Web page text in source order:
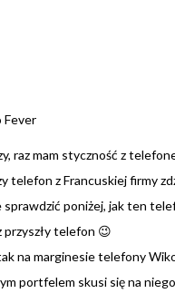
raz mam styczność z
telefon z Francuskiej firmy
sprawdzić poniżej, jak ten
przyszły telefon 😉
na marginesie telefony
portfelem skusi się na